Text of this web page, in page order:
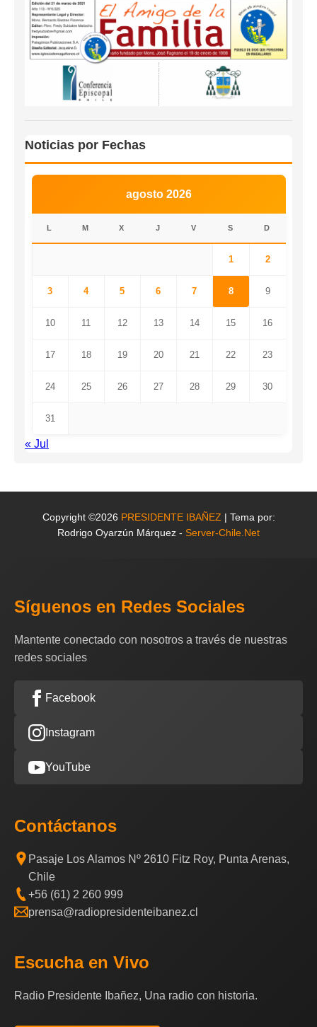
Noticias por Fechas
agosto 2026
L M X J V S D
1 2
3 4 5 6 7 8 9
10 11 12 13 14 15 16
17 18 19 20 21 22 23
24 25 26 27 28 29 30
31
« Jul
Copyright ©2026 PRESIDENTE IBAÑEZ | Tema por:
Rodrigo Oyarzún Márquez - Server-Chile.Net
Síguenos en Redes Sociales
Mantente conectado con nosotros a través de nuestras
redes sociales
Facebook
Instagram
YouTube
Contáctanos
Pasaje Los Alamos Nº 2610 Fitz Roy, Punta Arenas,
Chile
+56 (61) 2 260 999
prensa@radiopresidenteibanez.cl
Escucha en Vivo
Radio Presidente Ibañez, Una radio con historia.